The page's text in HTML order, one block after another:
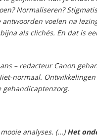
Normaliseren?
voelen na
als clichés. En dat is
– redacteur Canon
normaal. Ontwikkelingen
gehandicaptenzorg.
analyses. (...) Het